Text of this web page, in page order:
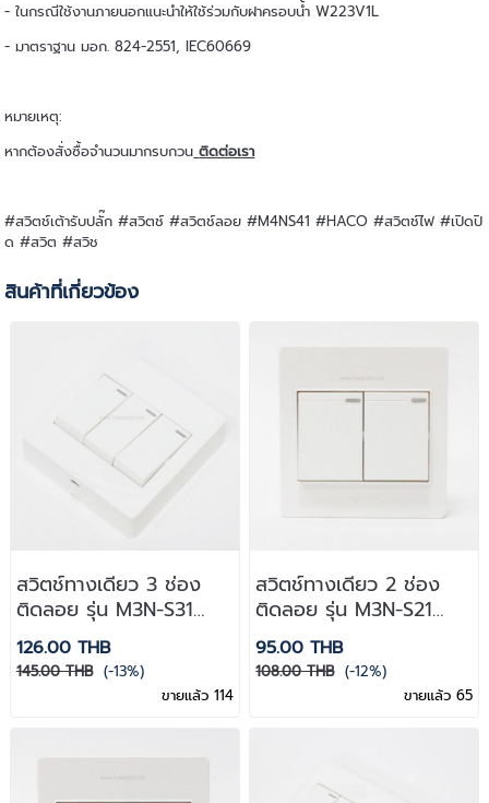
- ในกรณีใช้งานภายนอกแนะนำให้ใช้ร่วมกับฝาครอบน้ำ W223V1L
- มาตราฐาน มอก. 824-2551, IEC60669
หมายเหตุ:
หากต้องสั่งซื้อจำนวนมากรบกวน ติดต่อเรา
#สวิตช์เต้ารับปลั๊ก #สวิตช์ #สวิตช์ลอย #M4NS41 #HACO #สวิตช์ไฟ #เปิดปิ
ด #สวิต #สวิช
สินค้าที่เกี่ยวข้อง
สวิตช์ทางเดียว 3 ช่อง
ติดลอย รุ่น M3N-S31
Haco
126.00 THB
145.00 THB (-13%)
ขายแล้ว 114
สวิตช์ทางเดียว 2 ช่อง
ติดลอย รุ่น M3N-S21
Haco
95.00 THB
108.00 THB (-12%)
ขายแล้ว 65